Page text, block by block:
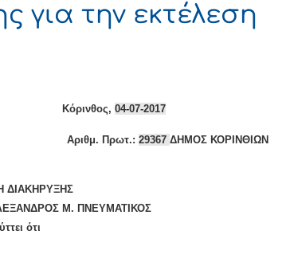
για την εκτέλεση
Κόρινθος, 04-07-2017
Πρωτ.: 29367 ΔΗΜΟΣ ΚΟΡΙΝΘΙΩΝ
ΔΙΑΚΗΡΥΞΗΣ
Μ. ΠΝΕΥΜΑΤΙΚΟΣ
ότι